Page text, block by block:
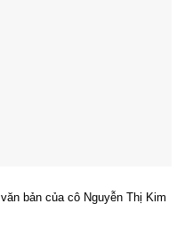
bản của cô Nguyễn Thị Kim